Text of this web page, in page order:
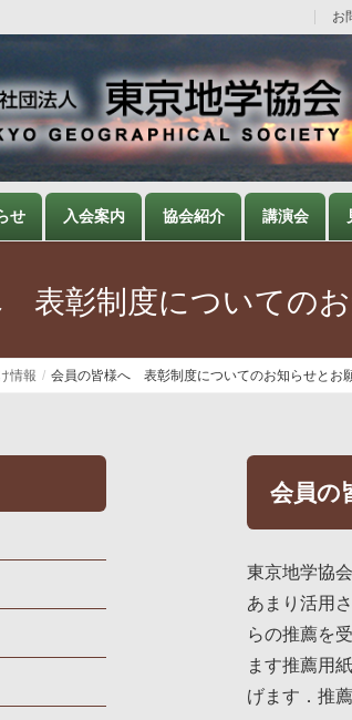
お
せ 入会案内 協会紹介 講演会
表彰制度についての
情報 会員の皆様へ 表彰制度についてのお知らせとお
会員の
東京地学協
あまり活用
らの推薦を
ます推薦用
げます．推